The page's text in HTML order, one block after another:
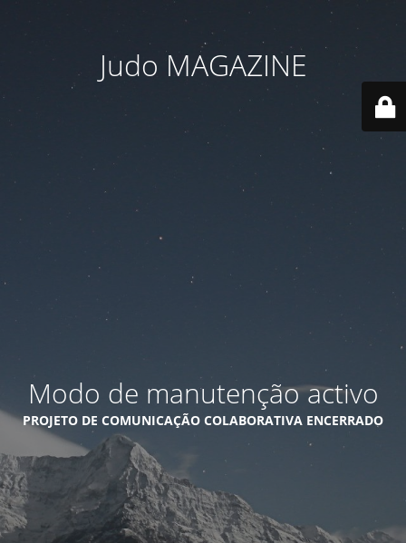
Judo MAGAZINE
Modo de manutenção activo
PROJETO DE COMUNICAÇÃO COLABORATIVA ENCERRADO